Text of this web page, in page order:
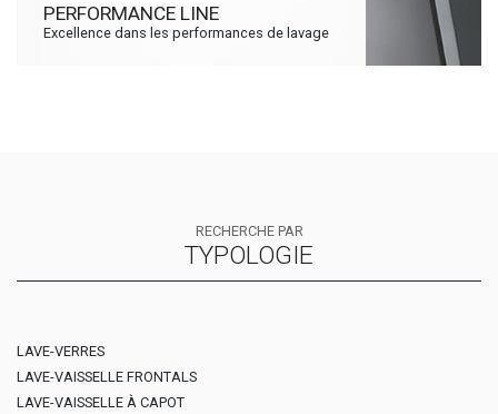
PERFORMANCE LINE
Excellence dans les performances de lavage
RECHERCHE PAR
TYPOLOGIE
LAVE-VERRES
LAVE-VAISSELLE FRONTALS
LAVE-VAISSELLE À CAPOT